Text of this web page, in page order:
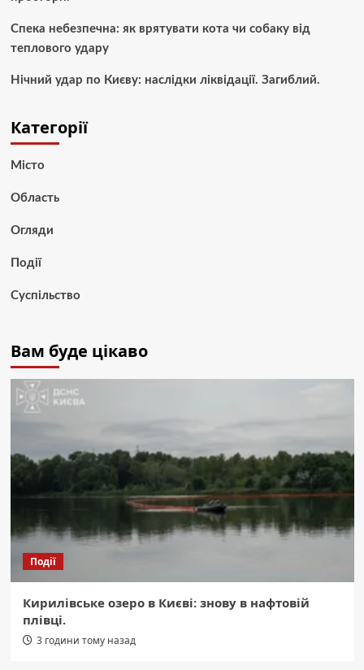
Спека небезпечна: як врятувати кота чи собаку від
теплового удару
Нічний удар по Києву: наслідки ліквідації. Загиблий.
Категорії
Місто
Область
Огляди
Події
Суспільство
Вам буде цікаво
Події
Кирилівське озеро в Києві: знову в нафтовій
плівці.
3 години тому назад